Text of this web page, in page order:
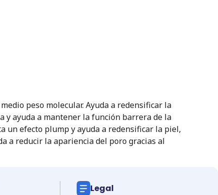
peso molecular. Ayuda a redensificar la
ayuda a mantener la función barrera de la
un efecto plump y ayuda a redensificar la piel,
a reducir la apariencia del poro gracias al
Legal